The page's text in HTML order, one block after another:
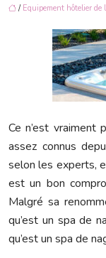
/ Equipement hôtelier de
Ce n’est
assez connus
selon les experts,
est un bon
Malgré sa
qu’est un spa de
qu’est un spa de